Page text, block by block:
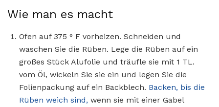
Wie man es macht
Ofen auf 375 ° F vorheizen. Schneiden und
waschen Sie die Rüben. Lege die Rüben auf ein
großes Stück Alufolie und träufle sie mit 1 TL.
vom Öl, wickeln Sie sie ein und legen Sie die
Folienpackung auf ein Backblech. Backen, bis die
Rüben weich sind, wenn sie mit einer Gabel